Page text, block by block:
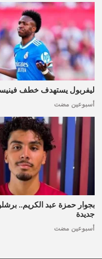
ليفربول يستهدف خطف
أسبوعين مضت
بجوار حمزة عبد الكريم..
جديدة
أسبوعين مضت